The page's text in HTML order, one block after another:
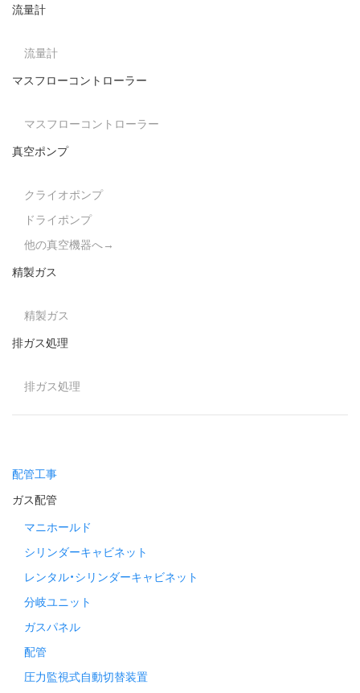
流量計
流量計
マスフローコントローラー
マスフローコントローラー
真空ポンプ
クライオポンプ
ドライポンプ
他の真空機器へ→
精製ガス
精製ガス
排ガス処理
排ガス処理
配管工事
ガス配管
マニホールド
シリンダーキャビネット
レンタル・シリンダーキャビネット
分岐ユニット
ガスパネル
配管
圧力監視式自動切替装置